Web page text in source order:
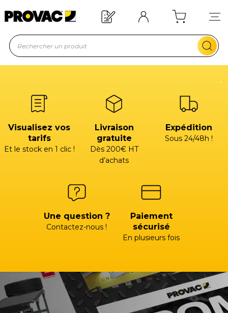
Besoin d'un équipement ?
Visualisez vos
tarifs
Et le stock en 1 clic !
Livraison
gratuite
Dès 200€ HT
d’achats
Expédition
Sous 24/48h !
Une question ?
Contactez-nous !
Paiement
sécurisé
En plusieurs fois